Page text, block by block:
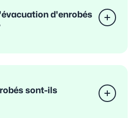
d'enrobés
sont-ils